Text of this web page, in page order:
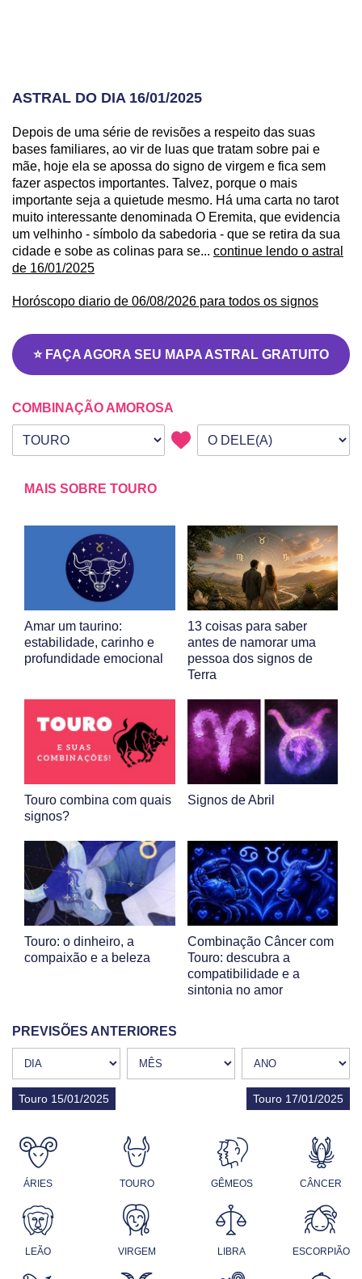
ASTRAL DO DIA 16/01/2025
Depois de uma série de revisões a respeito das suas
bases familiares, ao vir de luas que tratam sobre pai e
mãe, hoje ela se apossa do signo de virgem e fica sem
fazer aspectos importantes. Talvez, porque o mais
importante seja a quietude mesmo. Há uma carta no tarot
muito interessante denominada O Eremita, que evidencia
um velhinho - símbolo da sabedoria - que se retira da sua
cidade e sobe as colinas para se... continue lendo o astral
de 16/01/2025
Horóscopo diario de 06/08/2026 para todos os signos
⭐ FAÇA AGORA SEU MAPA ASTRAL GRATUITO
COMBINAÇÃO AMOROSA
Seu signo
Signo da outra pessoa
MAIS SOBRE TOURO
Amar um taurino:
estabilidade, carinho e
profundidade emocional
13 coisas para saber
antes de namorar uma
pessoa dos signos de
Terra
Touro combina com quais
signos?
Signos de Abril
Touro: o dinheiro, a
compaixão e a beleza
Combinação Câncer com
Touro: descubra a
compatibilidade e a
sintonia no amor
PREVISÕES ANTERIORES
Touro 15/01/2025 Touro 17/01/2025
ÁRIES TOURO GÊMEOS CÂNCER
LEÃO VIRGEM LIBRA ESCORPIÃO